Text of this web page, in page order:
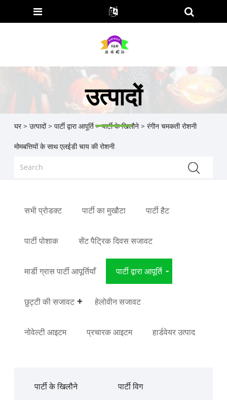
उत्पादों
घर > उत्पादों> पार्टी द्वारा आपूर्ति>पार्टी के खिलौने> रंगीन चमकती रोशनी
मोमबत्तियों के साथ एलईडी चाय की रोशनी
सभी प्रोडक्ट पार्टी का मुखौटा पार्टी हैट
पार्टी पोशाक सेंट पैट्रिक दिवस सजावट
मार्डी ग्रास पार्टी आपूर्तियाँ पार्टी द्वारा आपूर्ति
छुट्टी की सजावट हेलोवीन सजावट
नोवेल्टी आइटम प्रचारक आइटम हार्डवेयर उत्पाद
पार्टी के खिलौने पार्टी विग